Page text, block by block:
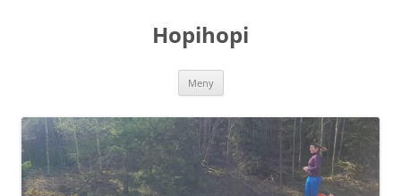
Hopihopi
Meny